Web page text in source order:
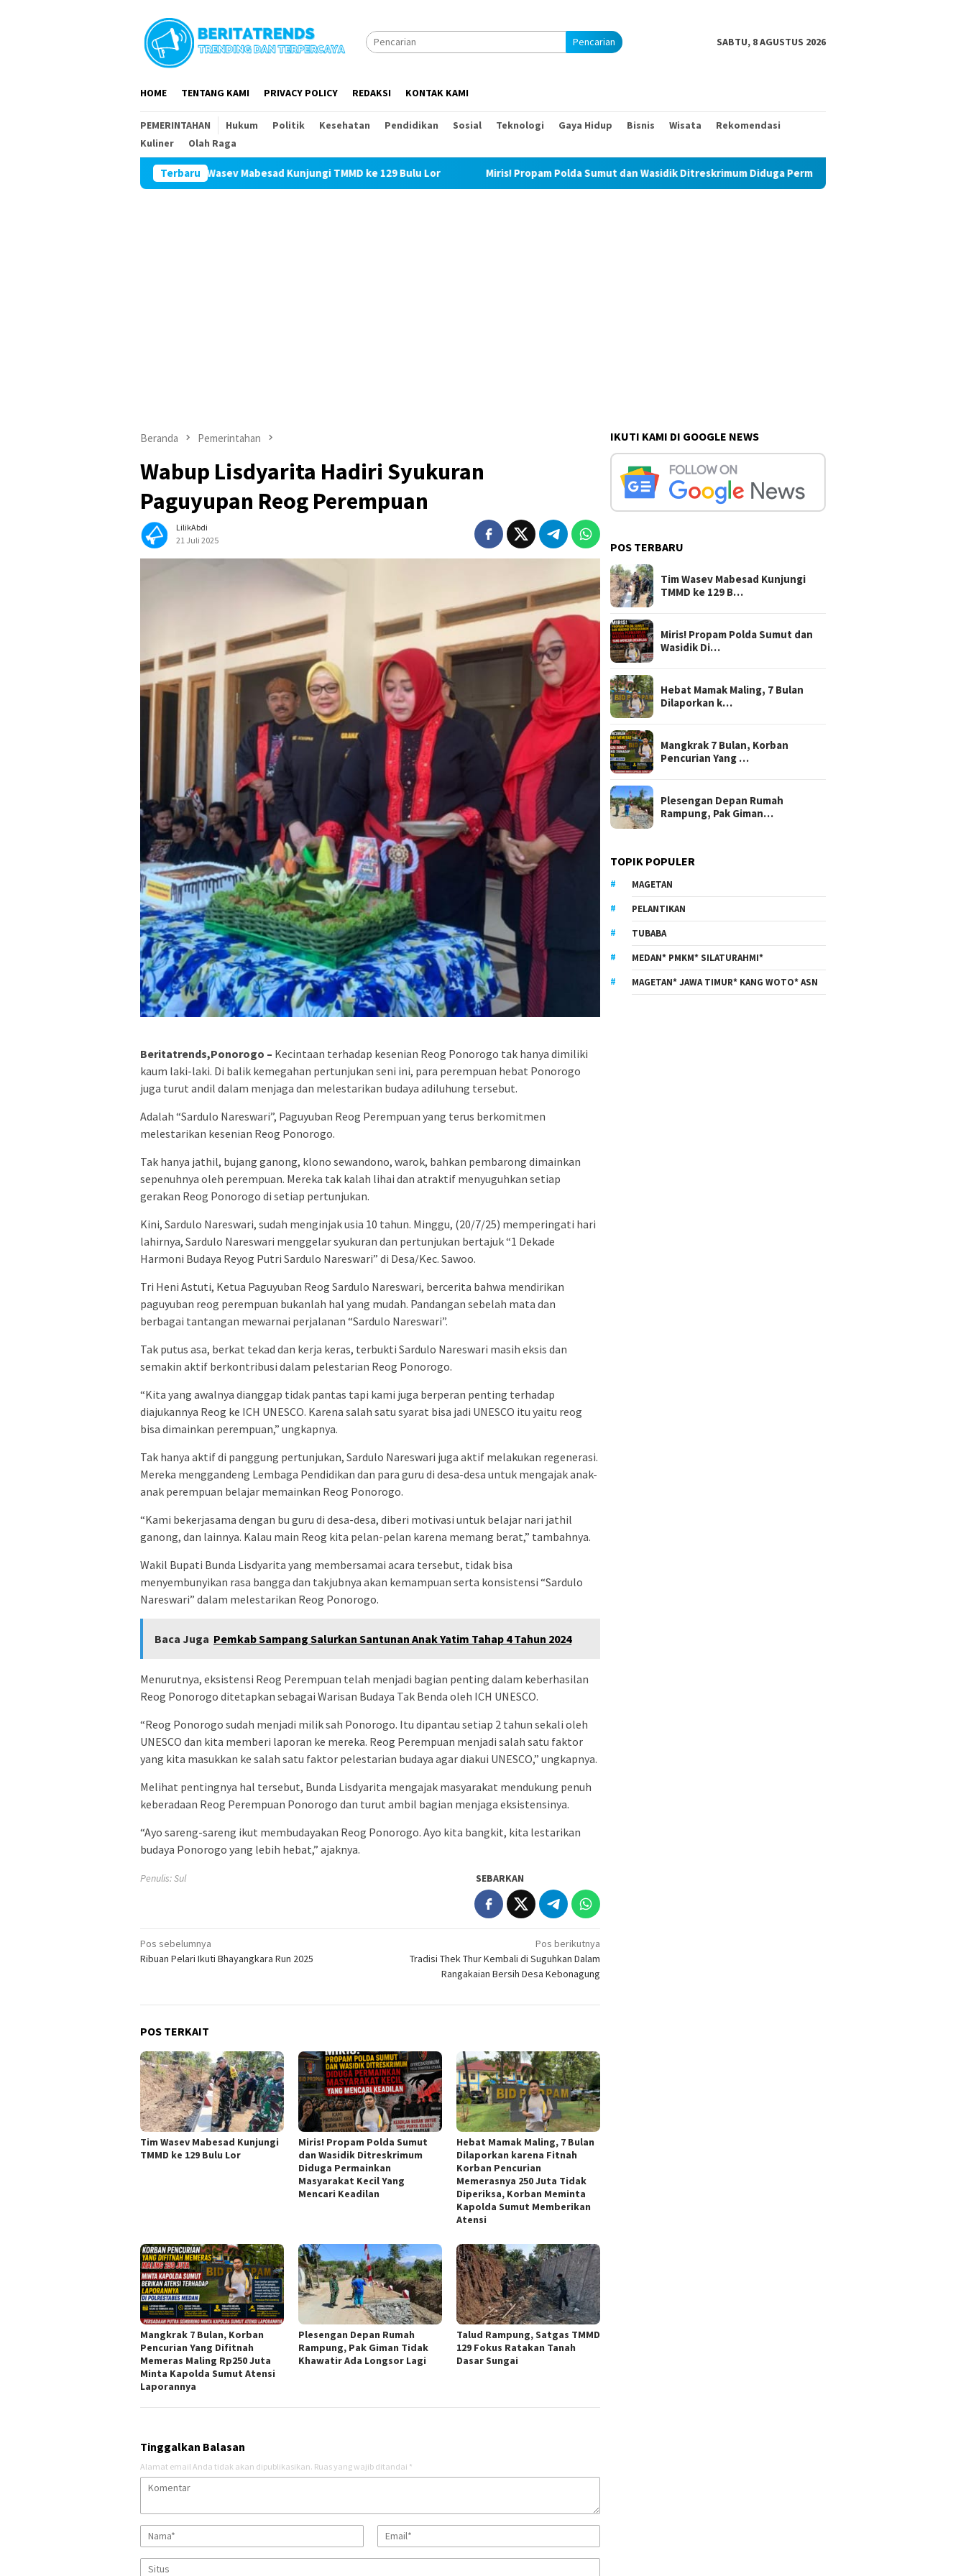
Pencarian SABTU, 8 AGUSTUS 2026
HOME TENTANG KAMI PRIVACY POLICY REDAKSI KONTAK KAMI
PEMERINTAHAN Hukum Politik Kesehatan Pendidikan Sosial Teknologi Gaya Hidup Bisnis Wisata
Rekomendasi
Kuliner
Olah Raga
Terbaru
Tim Wasev Mabesad Kunjungi TMMD ke 129 Bulu Lor Miris! Propam Polda Sumut dan Wasidik Ditreskrimum Diduga Permainkan Masyarakat Kecil Yang Mencari Keadilan
Beranda Pemerintahan
Wabup Lisdyarita Hadiri Syukuran
Paguyupan Reog Perempuan
LilikAbdi
21 Juli 2025
Beritatrends,Ponorogo – Kecintaan terhadap kesenian Reog Ponorogo tak hanya dimiliki
kaum laki-laki. Di balik kemegahan pertunjukan seni ini, para perempuan hebat Ponorogo
juga turut andil dalam menjaga dan melestarikan budaya adiluhung tersebut.
Adalah “Sardulo Nareswari”, Paguyuban Reog Perempuan yang terus berkomitmen
melestarikan kesenian Reog Ponorogo.
Tak hanya jathil, bujang ganong, klono sewandono, warok, bahkan pembarong dimainkan
sepenuhnya oleh perempuan. Mereka tak kalah lihai dan atraktif menyuguhkan setiap
gerakan Reog Ponorogo di setiap pertunjukan.
Kini, Sardulo Nareswari, sudah menginjak usia 10 tahun. Minggu, (20/7/25) memperingati hari
lahirnya, Sardulo Nareswari menggelar syukuran dan pertunjukan bertajuk “1 Dekade
Harmoni Budaya Reyog Putri Sardulo Nareswari” di Desa/Kec. Sawoo.
Tri Heni Astuti, Ketua Paguyuban Reog Sardulo Nareswari, bercerita bahwa mendirikan
paguyuban reog perempuan bukanlah hal yang mudah. Pandangan sebelah mata dan
berbagai tantangan mewarnai perjalanan “Sardulo Nareswari”.
Tak putus asa, berkat tekad dan kerja keras, terbukti Sardulo Nareswari masih eksis dan
semakin aktif berkontribusi dalam pelestarian Reog Ponorogo.
“Kita yang awalnya dianggap tidak pantas tapi kami juga berperan penting terhadap
diajukannya Reog ke ICH UNESCO. Karena salah satu syarat bisa jadi UNESCO itu yaitu reog
bisa dimainkan perempuan,” ungkapnya.
Tak hanya aktif di panggung pertunjukan, Sardulo Nareswari juga aktif melakukan regenerasi.
Mereka menggandeng Lembaga Pendidikan dan para guru di desa-desa untuk mengajak anak-
anak perempuan belajar memainkan Reog Ponorogo.
“Kami bekerjasama dengan bu guru di desa-desa, diberi motivasi untuk belajar nari jathil
ganong, dan lainnya. Kalau main Reog kita pelan-pelan karena memang berat,” tambahnya.
Wakil Bupati Bunda Lisdyarita yang membersamai acara tersebut, tidak bisa
menyembunyikan rasa bangga dan takjubnya akan kemampuan serta konsistensi “Sardulo
Nareswari” dalam melestarikan Reog Ponorogo.
Baca Juga Pemkab Sampang Salurkan Santunan Anak Yatim Tahap 4 Tahun 2024
Menurutnya, eksistensi Reog Perempuan telah menjadi bagian penting dalam keberhasilan
Reog Ponorogo ditetapkan sebagai Warisan Budaya Tak Benda oleh ICH UNESCO.
“Reog Ponorogo sudah menjadi milik sah Ponorogo. Itu dipantau setiap 2 tahun sekali oleh
UNESCO dan kita memberi laporan ke mereka. Reog Perempuan menjadi salah satu faktor
yang kita masukkan ke salah satu faktor pelestarian budaya agar diakui UNESCO,” ungkapnya.
Melihat pentingnya hal tersebut, Bunda Lisdyarita mengajak masyarakat mendukung penuh
keberadaan Reog Perempuan Ponorogo dan turut ambil bagian menjaga eksistensinya.
“Ayo sareng-sareng ikut membudayakan Reog Ponorogo. Ayo kita bangkit, kita lestarikan
budaya Ponorogo yang lebih hebat,” ajaknya.
Penulis: Sul SEBARKAN
Navigasi
pos
Pos sebelumnya
Ribuan Pelari Ikuti Bhayangkara Run 2025
Pos berikutnya
Tradisi Thek Thur Kembali di Suguhkan Dalam
Rangakaian Bersih Desa Kebonagung
POS TERKAIT
Tim Wasev Mabesad Kunjungi
TMMD ke 129 Bulu Lor
Miris! Propam Polda Sumut
dan Wasidik Ditreskrimum
Diduga Permainkan
Masyarakat Kecil Yang
Mencari Keadilan
Hebat Mamak Maling, 7 Bulan
Dilaporkan karena Fitnah
Korban Pencurian
Memerasnya 250 Juta Tidak
Diperiksa, Korban Meminta
Kapolda Sumut Memberikan
Atensi
Mangkrak 7 Bulan, Korban
Pencurian Yang Difitnah
Memeras Maling Rp250 Juta
Minta Kapolda Sumut Atensi
Laporannya
Plesengan Depan Rumah
Rampung, Pak Giman Tidak
Khawatir Ada Longsor Lagi
Talud Rampung, Satgas TMMD
129 Fokus Ratakan Tanah
Dasar Sungai
Tinggalkan Balasan
Alamat email Anda tidak akan dipublikasikan. Ruas yang wajib ditandai *
IKUTI KAMI DI GOOGLE NEWS
POS TERBARU
Tim Wasev Mabesad Kunjungi
TMMD ke 129 B…
Miris! Propam Polda Sumut dan
Wasidik Di…
Hebat Mamak Maling, 7 Bulan
Dilaporkan k…
Mangkrak 7 Bulan, Korban
Pencurian Yang …
Plesengan Depan Rumah
Rampung, Pak Giman…
TOPIK POPULER
MAGETAN
PELANTIKAN
TUBABA
MEDAN* PMKM* SILATURAHMI*
MAGETAN* JAWA TIMUR* KANG WOTO* ASN